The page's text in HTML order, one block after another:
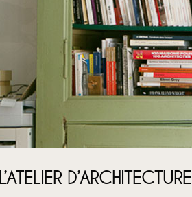
L’ATELIER D’ARCHITECTURE